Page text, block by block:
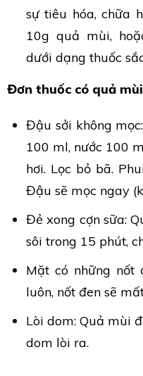
sự tiêu hóa, chữa
10g quả mùi,
dưới dạng thuốc
Đơn thuốc có quả
Đậu sởi không
100 ml, nước 100
hơi. Lọc bỏ bã.
Đậu sẽ mọc ngay
Đẻ xong cợn sữa:
sôi trong 15 phút,
Mặt có những nốt
luôn, nốt đen sẽ
Lòi dom: Quả mùi
dom lòi ra.